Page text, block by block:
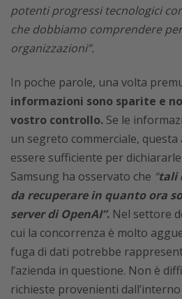
potenti progressi tecnologici
che dobbiamo comprendere
organizzazioni”.
In poche parole, una volta
informazioni sono sparite e
vostro controllo. Se le
un segreto commerciale,
essere sufficiente per
Samsung ha osservato che “tali
da recuperare in quanto ora
server di OpenAI”. Nel settore
cui la concorrenza è molto
fuga di dati potrebbe
l’azienda in questione. Non è
richieste provenienti